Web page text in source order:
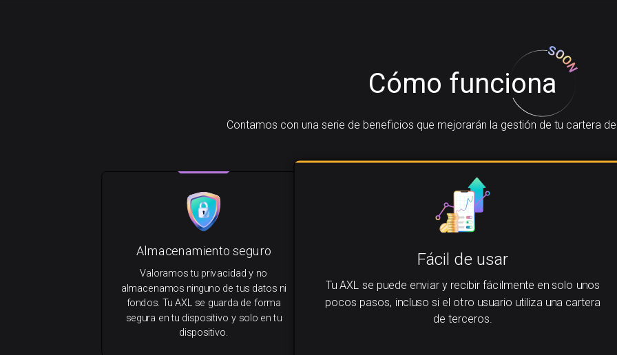
Cómo funciona
Contamos con una serie de beneficios que mejorarán la gestión de tu cartera
Fácil de usar
Tu AXL se puede enviar y recibir fácilmente en solo unos
pocos pasos, incluso si el otro usuario utiliza una cartera
de terceros.
Almacenamiento seguro
Valoramos tu privacidad y no
almacenamos ninguno de tus datos ni
fondos. Tu AXL se guarda de forma
segura en tu dispositivo y solo en tu
dispositivo.